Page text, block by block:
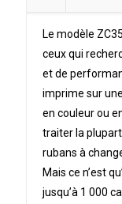
Le modèle
ceux qui
et de
imprime sur
en couleur ou
traiter la
rubans à
Mais ce n’est
jusqu’à 1 000